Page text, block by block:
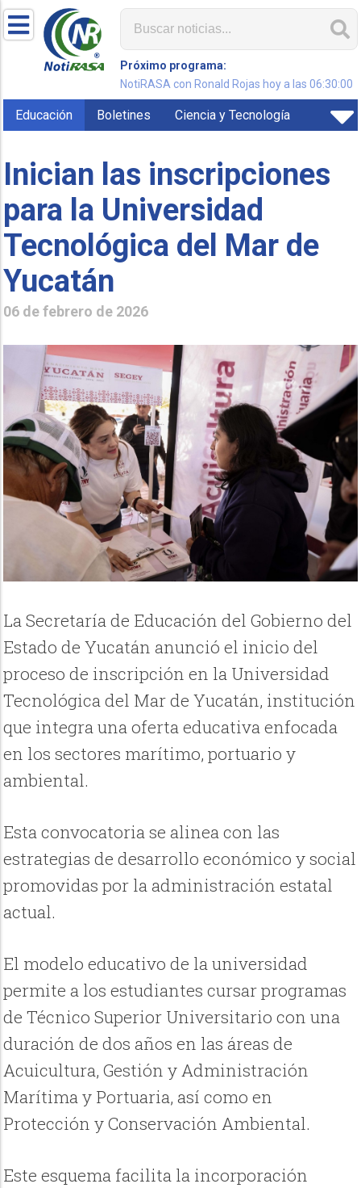
Próximo programa:
NotiRASA con Ronald Rojas hoy a las 06:30:00
Educación Boletines Ciencia y Tecnología
Inician las inscripciones
para la Universidad
Tecnológica del Mar de
Yucatán
06 de febrero de 2026
La Secretaría de Educación del Gobierno del
Estado de Yucatán anunció el inicio del
proceso de inscripción en la Universidad
Tecnológica del Mar de Yucatán, institución
que integra una oferta educativa enfocada
en los sectores marítimo, portuario y
ambiental.
Esta convocatoria se alinea con las
estrategias de desarrollo económico y social
promovidas por la administración estatal
actual.
El modelo educativo de la universidad
permite a los estudiantes cursar programas
de Técnico Superior Universitario con una
duración de dos años en las áreas de
Acuicultura, Gestión y Administración
Marítima y Portuaria, así como en
Protección y Conservación Ambiental.
Este esquema facilita la incorporación